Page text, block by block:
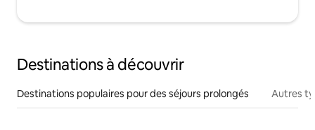
Destinations à découvrir
Destinations populaires pour des séjours prolongés Autres